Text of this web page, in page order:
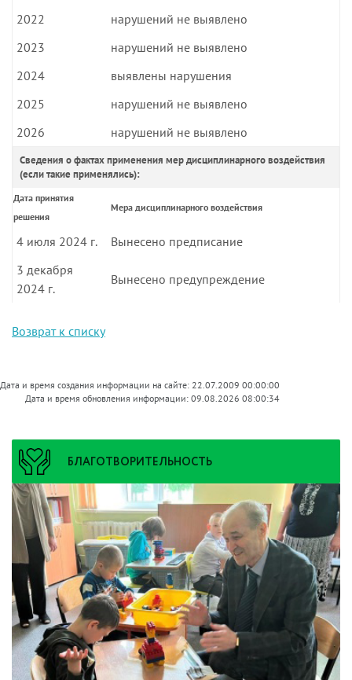
2022
нарушений не выявлено
2023
нарушений не выявлено
2024
выявлены нарушения
2025
нарушений не выявлено
2026
нарушений не выявлено
Сведения о фактах применения мер дисциплинарного воздействия
(если такие применялись):
Дата принятия
решения
Мера дисциплинарного воздействия
4 июля 2024 г.
Вынесено предписание
3 декабря
2024 г.
Вынесено предупреждение
Возврат к списку
Дата и время создания информации на сайте: 22.07.2009 00:00:00
Дата и время обновления информации: 09.08.2026 08:00:34
БЛАГОТВОРИТЕЛЬНОСТЬ